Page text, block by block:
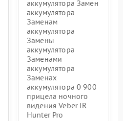
аккумулятора Замен
аккумулятора
Заменам
аккумулятора
Замены
аккумулятора
Заменами
аккумулятора
Заменах
аккумулятора 0 900
прицела ночного
видения Veber IR
Hunter Pro